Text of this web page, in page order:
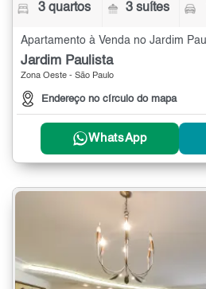
3 quartos 3 suítes
Jardim Paulista
Zona Oeste - São Paulo
Endereço no círculo do mapa
WhatsApp